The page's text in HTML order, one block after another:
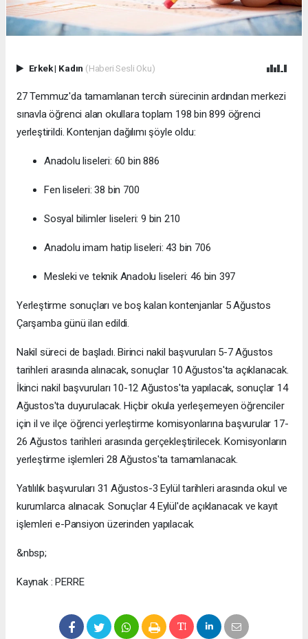
Erkek| Kadın (Haberi Sesli Oku)
27 Temmuz'da tamamlanan tercih sürecinin ardından merkezi
sınavla öğrenci alan okullara toplam 198 bin 899 öğrenci
yerleştirildi. Kontenjan dağılımı şöyle oldu:
Anadolu liseleri: 60 bin 886
Fen liseleri: 38 bin 700
Sosyal bilimler liseleri: 9 bin 210
Anadolu imam hatip liseleri: 43 bin 706
Mesleki ve teknik Anadolu liseleri: 46 bin 397
Yerleştirme sonuçları ve boş kalan kontenjanlar 5 Ağustos
Çarşamba günü ilan edildi.
Nakil süreci de başladı. Birinci nakil başvuruları 5-7 Ağustos
tarihleri arasında alınacak, sonuçlar 10 Ağustos'ta açıklanacak.
İkinci nakil başvuruları 10-12 Ağustos'ta yapılacak, sonuçlar 14
Ağustos'ta duyurulacak. Hiçbir okula yerleşemeyen öğrenciler
için il ve ilçe öğrenci yerleştirme komisyonlarına başvurular 17-
26 Ağustos tarihleri arasında gerçekleştirilecek. Komisyonların
yerleştirme işlemleri 28 Ağustos'ta tamamlanacak.
Yatılılık başvuruları 31 Ağustos-3 Eylül tarihleri arasında okul ve
kurumlarca alınacak. Sonuçlar 4 Eylül'de açıklanacak ve kayıt
işlemleri e-Pansiyon üzerinden yapılacak.
&nbsp;
Kaynak : PERRE